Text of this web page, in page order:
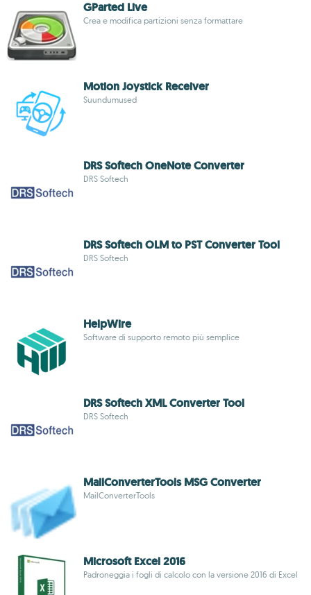
GParted Live
Crea e modifica partizioni senza formattare
Motion Joystick Receiver
Suundumused
DRS Softech OneNote Converter
DRS Softech
DRS Softech OLM to PST Converter Tool
DRS Softech
HelpWire
Software di supporto remoto più semplice
DRS Softech XML Converter Tool
DRS Softech
MailConverterTools MSG Converter
MailConverterTools
Microsoft Excel 2016
Padroneggia i fogli di calcolo con la versione 2016 di Excel